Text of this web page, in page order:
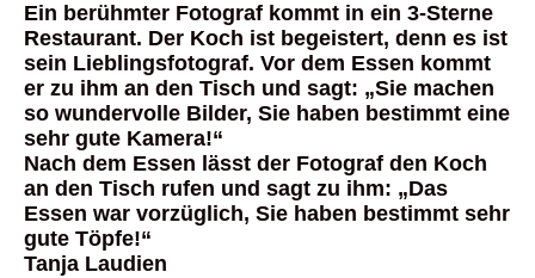
Ein berühmter Fotograf kommt in ein 3-Sterne
Restaurant. Der Koch ist begeistert, denn es ist
sein Lieblingsfotograf. Vor dem Essen kommt
er zu ihm an den Tisch und sagt: „Sie machen
so wundervolle Bilder, Sie haben bestimmt eine
sehr gute Kamera!“
Nach dem Essen lässt der Fotograf den Koch
an den Tisch rufen und sagt zu ihm: „Das
Essen war vorzüglich, Sie haben bestimmt sehr
gute Töpfe!“
Tanja Laudien